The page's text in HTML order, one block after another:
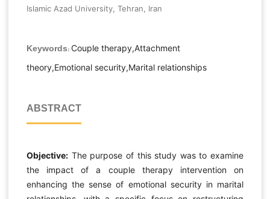
Islamic Azad University, Tehran, Iran
Keywords: Couple therapy,Attachment
theory,Emotional security,Marital relationships
ABSTRACT
Objective:The purpose of this study was to examine
the impact of a couple therapy intervention on
enhancing the sense of emotional security in marital